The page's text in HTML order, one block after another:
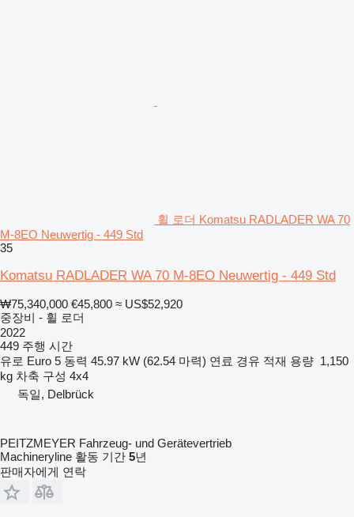
휠 로더 Komatsu RADLADER WA 70
M-8EO Neuwertig - 449 Std
35
Komatsu RADLADER WA 70 M-8EO Neuwertig - 449 Std
₩75,340,000 €45,800 ≈ US$52,920
중장비 - 휠 로더
2022
449 주행 시간
유로 Euro 5 동력 45.97 kW (62.54 마력) 연료 경유 적재 용량 1,150
kg 차축 구성 4x4
독일, Delbrück
PEITZMEYER Fahrzeug- und Gerätevertrieb
Machineryline 활동 기간 5년
판매자에게 연락